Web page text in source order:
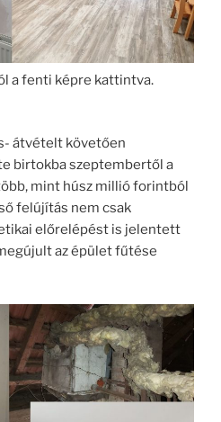
a fenti képre kattintva.
átvételt követően
birtokba szeptembertől a
mint húsz millió forintból
felújítás nem csak
előrelépést is jelentett
az épület fűtése